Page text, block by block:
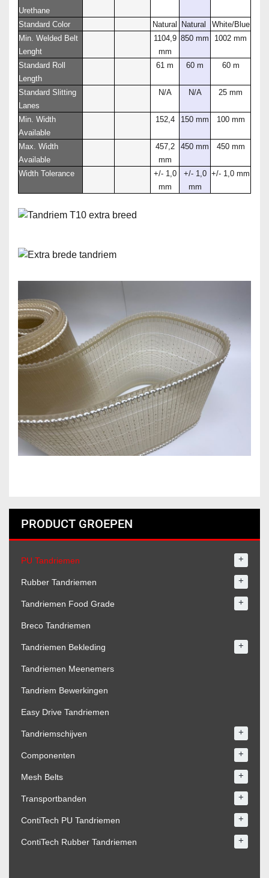
Urethane
Standard Color
Natural Natural
White/Blue
Min. Welded Belt
Lenght
1104,9
mm
850 mm 1002 mm
Standard Roll
Length
61 m 60 m 60 m
Standard Slitting
Lanes
N/A N/A 25 mm
Min. Width
Available
152,4 150 mm 100 mm
Max. Width
Available
457,2
mm
450 mm 450 mm
Width Tolerance
+/- 1,0
mm
+/- 1,0
mm
+/- 1,0 mm
PRODUCT GROEPEN
PU Tandriemen +
Rubber Tandriemen +
Tandriemen Food Grade +
Breco Tandriemen
Tandriemen Bekleding +
Tandriemen Meenemers
Tandriem Bewerkingen
Easy Drive Tandriemen
Tandriemschijven +
Componenten +
Mesh Belts +
Transportbanden +
ContiTech PU Tandriemen +
ContiTech Rubber Tandriemen +